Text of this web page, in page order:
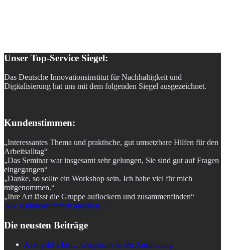
Unser Top-Service Siegel:
Das Deutsche Innovationsinstitut für Nachhaltigkeit und
Digitalisierung hat uns mit dem folgenden Siegel ausgezeichnet.
Kundenstimmen:
„Interessantes Thema und praktische, gut umsetzbare Hilfen für den
Arbeitsalltag“
„Das Seminar war insgesamt sehr gelungen, Sie sind gut auf Fragen
eingegangen“
„Danke, so sollte ein Workshop sein. Ich habe viel für mich
mitgenommen.“
„Ihre Art lässt die Gruppe auflockern und zusammenfinden“
Alle Kundenstimmen ansehen →
Die neusten Beiträge
Jetzt geht´s los… Gespräche in der Ausbildung